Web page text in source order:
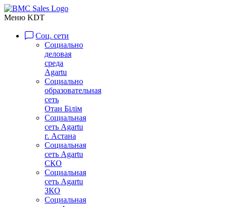
Меню KDT
Соц. сети
Социально
деловая
среда
Agartu
Социально
образовательная
сеть
Отан Бiлiм
Социальная
сеть Agartu
г. Астана
Социальная
сеть Agartu
СКО
Социальная
сеть Agartu
ЗКО
Социальная